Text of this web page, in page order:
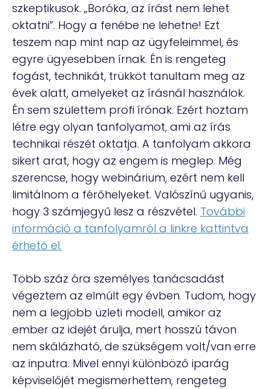
szkeptikusok. „Boróka, az írást nem lehet
oktatni”. Hogy a fenébe ne lehetne! Ezt
teszem nap mint nap az ügyfeleimmel, és
egyre ügyesebben írnak. Én is rengeteg
fogást, technikát, trükköt tanultam meg az
évek alatt, amelyeket az írásnál használok.
Én sem születtem profi írónak. Ezért hoztam
létre egy olyan tanfolyamot, ami az írás
technikai részét oktatja. A tanfolyam akkora
sikert arat, hogy az engem is meglep. Még
szerencse, hogy webinárium, ezért nem kell
limitálnom a férőhelyeket. Valószínű ugyanis,
hogy 3 számjegyű lesz a részvétel. További
információ a tanfolyamról a linkre kattintva
érhető el.
Több száz óra személyes tanácsadást
végeztem az elmúlt egy évben. Tudom, hogy
nem a legjobb üzleti modell, amikor az
ember az idejét árulja, mert hosszú távon
nem skálázható, de szükségem volt/van erre
az inputra. Mivel ennyi különböző iparág
képviselőjét megismerhettem, rengeteg